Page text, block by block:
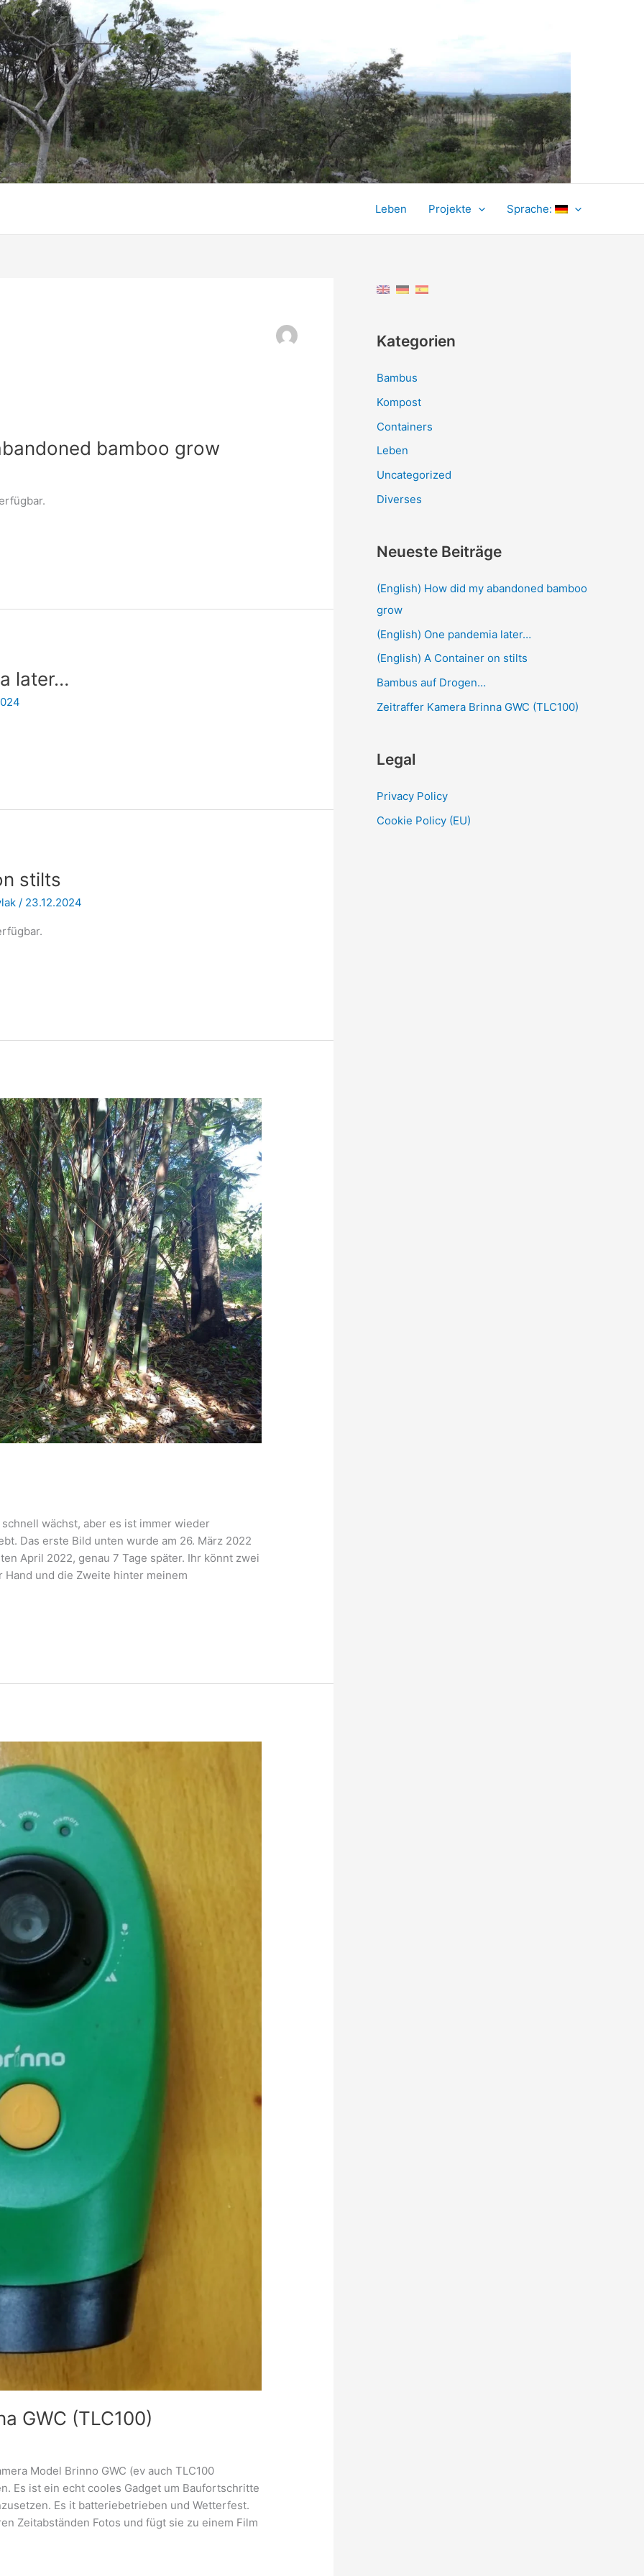
Leben Projekte Sprache:
bamboo grow
later…
stilts
/ 23.12.2024
wächst, aber es ist immer wieder
Das erste Bild unten wurde am 26. März 2022
April 2022, genau 7 Tage später. Ihr könnt zwei
und die Zweite hinter meinem
GWC (TLC100)
Model Brinno GWC (ev auch TLC100
Es ist ein echt cooles Gadget um Baufortschritte
Es it batteriebetrieben und Wetterfest.
Zeitabständen Fotos und fügt sie zu einem Film
Kategorien
Bambus
Kompost
Containers
Leben
Uncategorized
Diverses
Neueste Beiträge
(English) How did my abandoned bamboo
grow
(English) One pandemia later…
(English) A Container on stilts
Bambus auf Drogen…
Zeitraffer Kamera Brinna GWC (TLC100)
Legal
Privacy Policy
Cookie Policy (EU)